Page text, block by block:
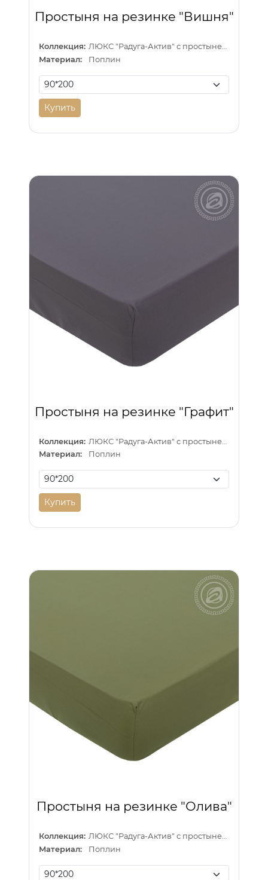
Простыня на резинке "Вишня"
Коллекция:
ЛЮКС "Радуга-Актив" с простыней на резинке
Материал:
Поплин
Купить
Простыня на резинке "Графит"
Коллекция:
Материал:
Поплин
Купить
Простыня на резинке "Олива"
Коллекция:
ЛЮКС "Радуга-Актив" с простыней на резинке
Материал:
Поплин